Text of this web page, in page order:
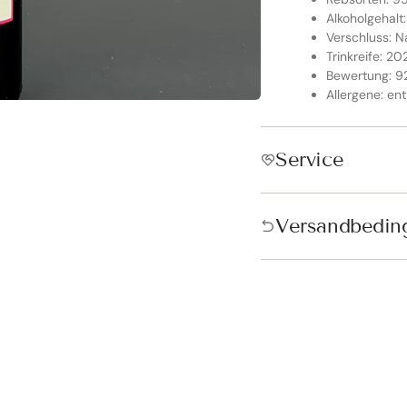
in Österreich &
ab 250€ in Österreich und ab 300€ in Deutschland.
Alkoholgehalt:
Verschluss:
Trinkreife:
Bewertung:
Allergene:
Service